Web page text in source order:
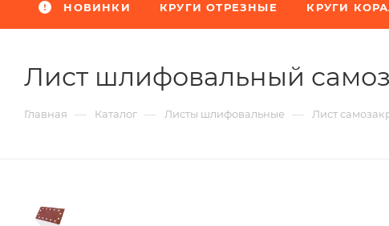
НОВИНКИ КРУГИ ОТРЕЗНЫЕ КРУГИ
Лист шлифовальный
Главная — Каталог — Листы шлифовальные — Лист